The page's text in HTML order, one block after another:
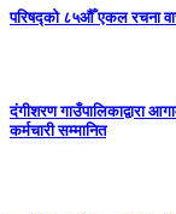
परिषद्को ८५औँ एकल रचना
दंगीशरण गाउँपालिकाद्वारा
कर्मचारी सम्मानित